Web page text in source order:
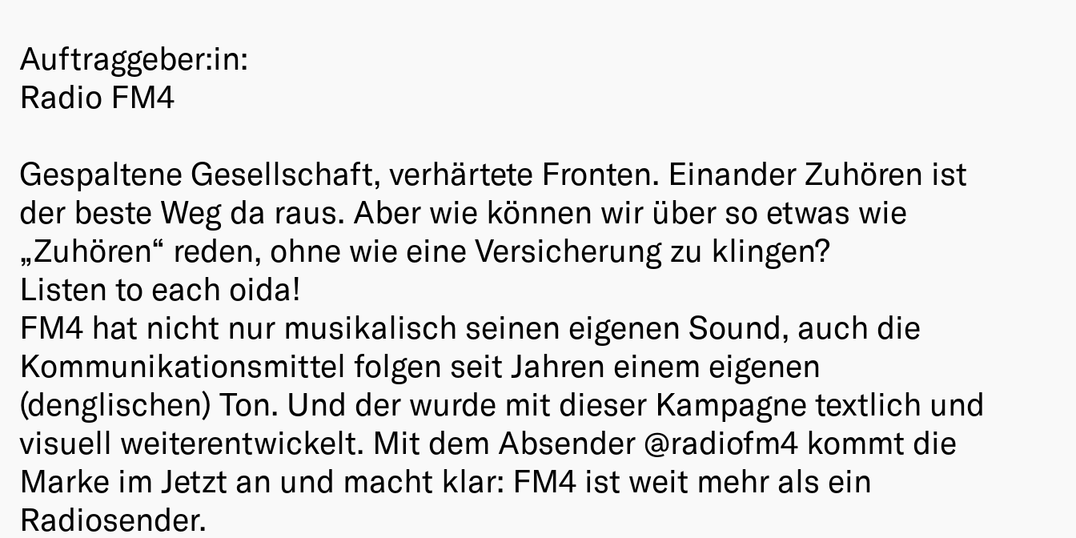
Auftraggeber:in:
Radio FM4
Gespaltene Gesellschaft, verhärtete Fronten. Einander Zuhören ist
der beste Weg da raus. Aber wie können wir über so etwas wie
„Zuhören“ reden, ohne wie eine Versicherung zu klingen?
Listen to each oida!
FM4 hat nicht nur musikalisch seinen eigenen Sound, auch die
Kommunikationsmittel folgen seit Jahren einem eigenen
(denglischen) Ton. Und der wurde mit dieser Kampagne textlich und
visuell weiterentwickelt. Mit dem Absender @radiofm4 kommt die
Marke im Jetzt an und macht klar: FM4 ist weit mehr als ein
Radiosender.